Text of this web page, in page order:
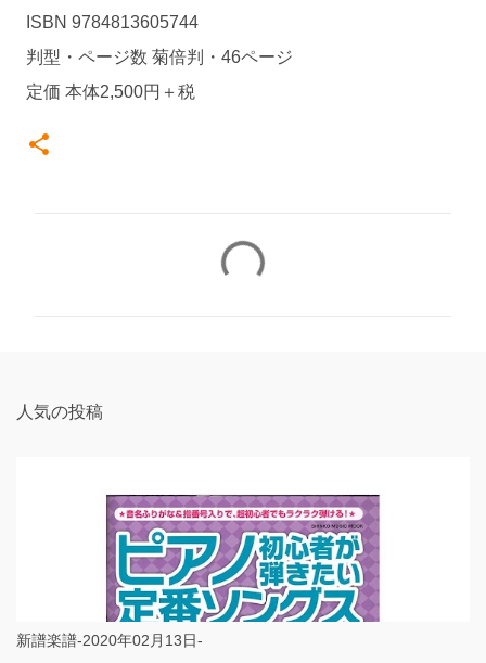
ISBN 9784813605744
判型・ページ数 菊倍判・46ページ
定価 本体2,500円＋税
人気の投稿
新譜楽譜-2020年02月13日-